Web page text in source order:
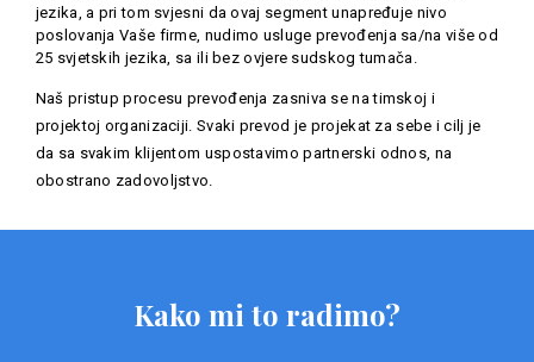
jezika, a pri tom svjesni da ovaj segment unapređuje nivo
poslovanja Vaše firme, nudimo usluge prevođenja sa/na više od
25 svjetskih jezika, sa ili bez ovjere sudskog tumača.
Naš pristup procesu prevođenja zasniva se na timskoj i
projektoj organizaciji. Svaki prevod je projekat za sebe i cilj je
da sa svakim klijentom uspostavimo partnerski odnos, na
obostrano zadovoljstvo.
Kako mi to radimo?